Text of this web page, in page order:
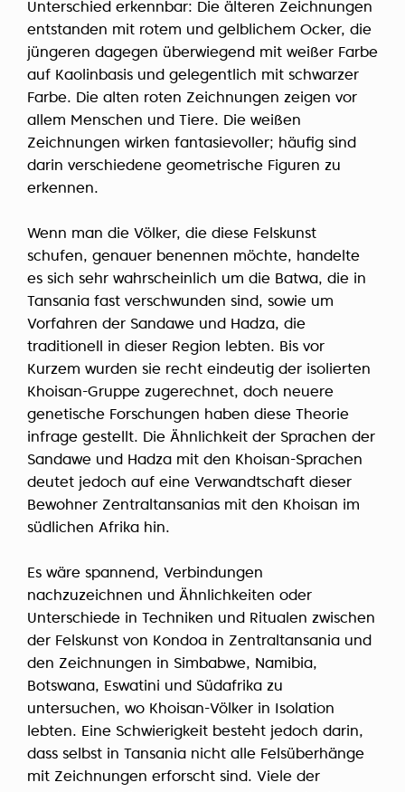
Unterschied erkennbar: Die älteren Zeichnungen
entstanden mit rotem und gelblichem Ocker, die
jüngeren dagegen überwiegend mit weißer Farbe
auf Kaolinbasis und gelegentlich mit schwarzer
Farbe. Die alten roten Zeichnungen zeigen vor
allem Menschen und Tiere. Die weißen
Zeichnungen wirken fantasievoller; häufig sind
darin verschiedene geometrische Figuren zu
erkennen.
Wenn man die Völker, die diese Felskunst
schufen, genauer benennen möchte, handelte
es sich sehr wahrscheinlich um die Batwa, die in
Tansania fast verschwunden sind, sowie um
Vorfahren der Sandawe und Hadza, die
traditionell in dieser Region lebten. Bis vor
Kurzem wurden sie recht eindeutig der isolierten
Khoisan-Gruppe zugerechnet, doch neuere
genetische Forschungen haben diese Theorie
infrage gestellt. Die Ähnlichkeit der Sprachen der
Sandawe und Hadza mit den Khoisan-Sprachen
deutet jedoch auf eine Verwandtschaft dieser
Bewohner Zentraltansanias mit den Khoisan im
südlichen Afrika hin.
Es wäre spannend, Verbindungen
nachzuzeichnen und Ähnlichkeiten oder
Unterschiede in Techniken und Ritualen zwischen
der Felskunst von Kondoa in Zentraltansania und
den Zeichnungen in Simbabwe, Namibia,
Botswana, Eswatini und Südafrika zu
untersuchen, wo Khoisan-Völker in Isolation
lebten. Eine Schwierigkeit besteht jedoch darin,
dass selbst in Tansania nicht alle Felsüberhänge
mit Zeichnungen erforscht sind. Viele der